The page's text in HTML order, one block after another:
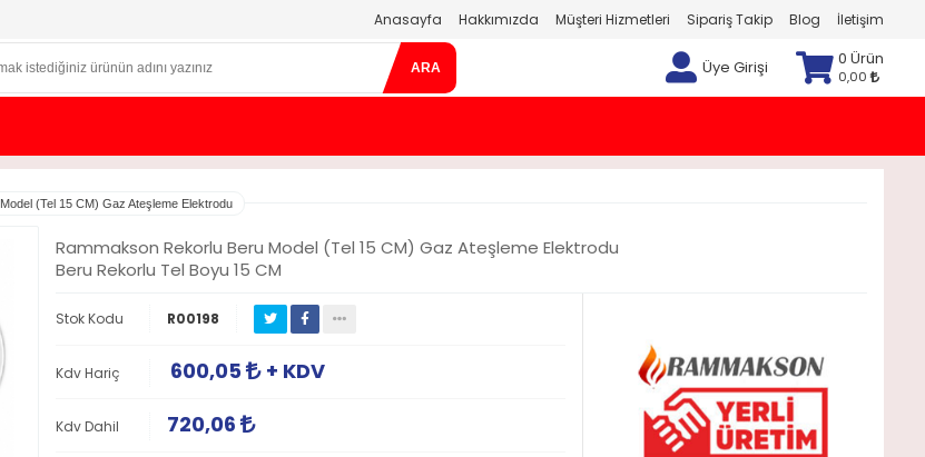
Anasayfa Hakkımızda Müşteri Hizmetleri Sipariş Takip Blog İletişim
ARA Üye Girişi 0 Ürün
0,00
(Tel 15 CM) Gaz Ateşleme Elektrodu
Rammakson Rekorlu Beru Model (Tel 15 CM) Gaz Ateşleme Elektrodu
Beru Rekorlu Tel Boyu 15 CM
Stok Kodu R00198
Kdv Hariç 600,05 + KDV
Kdv Dahil 720,06